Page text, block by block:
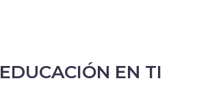
EDUCACIÓN EN TI